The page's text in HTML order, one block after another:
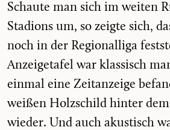
Schaute man sich im weiten
Stadions um, so zeigte sich,
noch in der Regionalliga
Anzeigetafel war klassisch
einmal eine Zeitanzeige
weißen Holzschild hinter
wieder. Und auch akustisch